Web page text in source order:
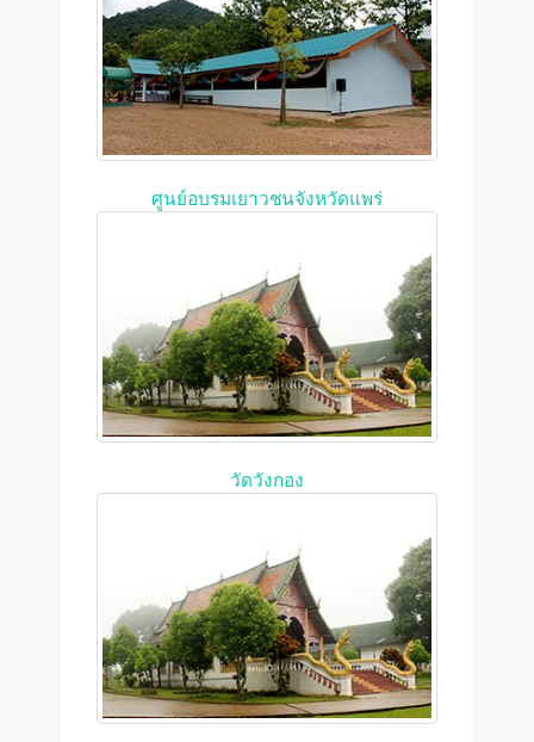
ศูนย์อบรมเยาวชนจังหวัดแพร่
วัดวังกอง